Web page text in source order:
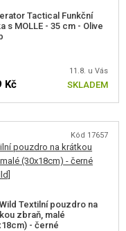
Tactical Funkční
s MOLLE - 35 cm - Olive
11.8. u Vás
Kč SKLADEM
Kód 17657
Textilní pouzdro na
zbraň, malé
- černé